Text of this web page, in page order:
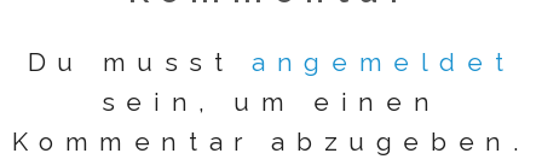
Du musstangemeldet
sein, um einen
Kommentar abzugeben.